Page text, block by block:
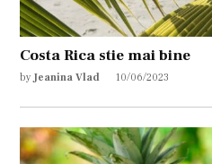
Costa Rica stie mai bine
by Jeanina Vlad 10/06/2023